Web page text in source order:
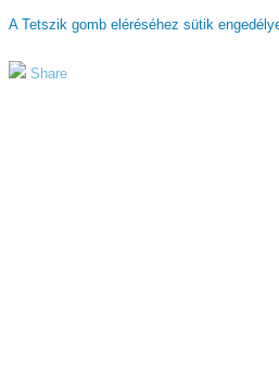
A Tetszik gomb eléréséhez sütik
Share